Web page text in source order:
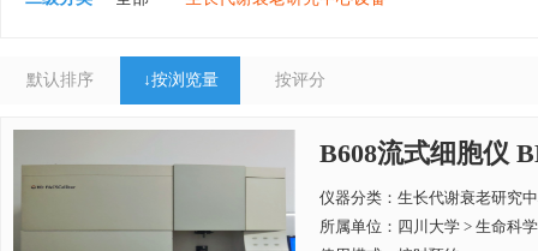
默认排序 ↓按浏览量 按评分
B608流式细胞仪
仪器分类：生长代谢衰老研究
所属单位： 四川大学 > 生命科